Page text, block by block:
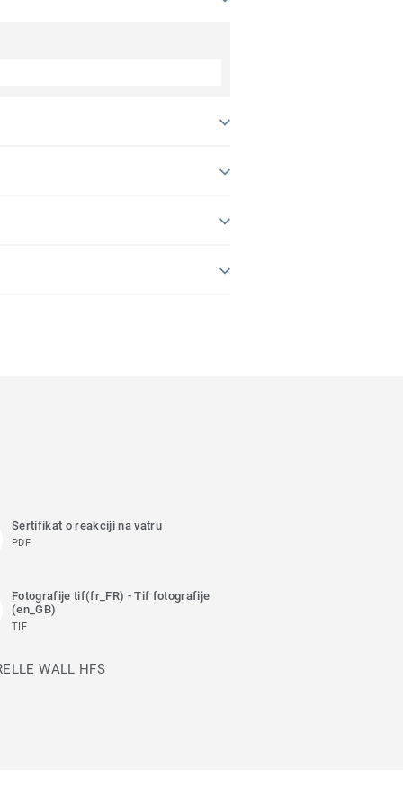
Sertifikat o reakciji na vatru
PDF
Fotografije tif(fr_FR) - Tif fotografije
(en_GB)
TIF
WALL HFS